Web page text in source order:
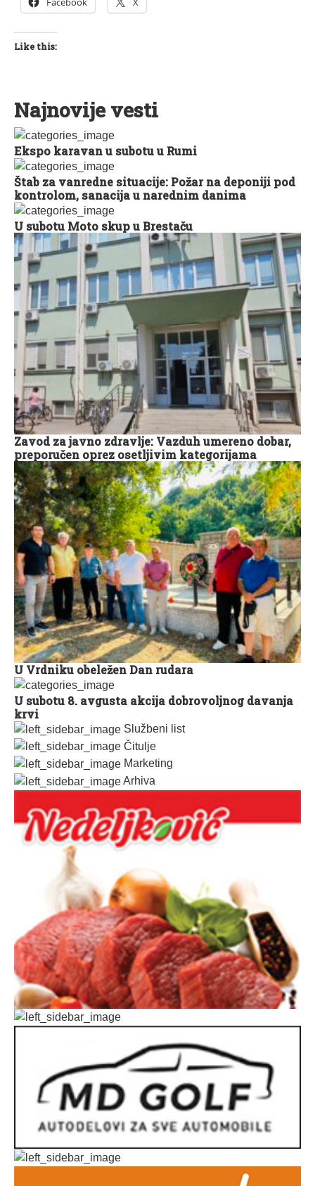
Službeni list
Čitulje
Marketing
Arhiva
Like this:
Najnovije vesti
Ekspo karavan u subotu u Rumi
Štab za vanredne situacije: Požar na deponiji pod
kontrolom, sanacija u narednim danima
U subotu Moto skup u Brestaču
Zavod za javno zdravlje: Vazduh umereno dobar,
preporučen oprez osetljivim kategorijama
U Vrdniku obeležen Dan rudara
U subotu 8. avgusta akcija dobrovoljnog davanja
krvi